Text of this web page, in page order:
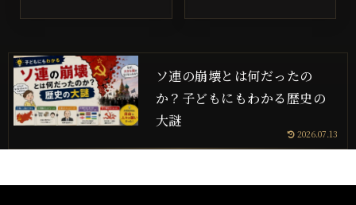
ソ連の崩壊とは何だったの
か？子どもにもわかる歴史の
大謎
2026.07.13